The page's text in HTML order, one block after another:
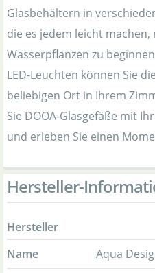
Glasbehältern in
die es jedem leicht
Wasserpflanzen zu
LED-Leuchten können Sie
beliebigen Ort in Ihrem
Sie DOOA-Glasgefäße mit
und erleben Sie einen
Hersteller-
Hersteller
Name
Aqua